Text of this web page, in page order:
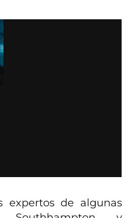
expertos de algunas